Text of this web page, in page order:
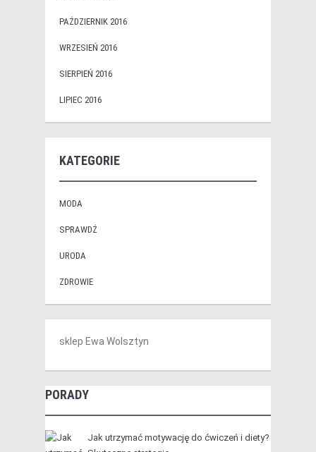
PAŹDZIERNIK 2016
WRZESIEŃ 2016
SIERPIEŃ 2016
LIPIEC 2016
KATEGORIE
MODA
SPRAWDŹ
URODA
ZDROWIE
sklep Ewa Wolsztyn
PORADY
Jak utrzymać motywację do ćwiczeń i diety?